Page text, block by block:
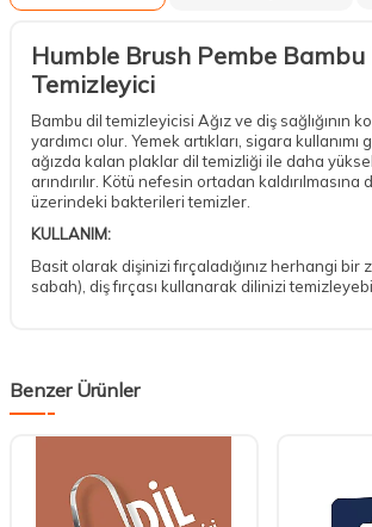
Humble Brush Pembe Bambu
Temizleyici
Bambu dil temizleyicisi Ağız ve diş sağlığının
yardımcı olur. Yemek artıkları, sigara
ağızda kalan plaklar dil temizliği ile daha
arındırılır. Kötü nefesin ortadan
üzerindeki bakterileri temizler.
KULLANIM:
Basit olarak dişinizi fırçaladığınız herhangi bir
sabah), diş fırçası kullanarak dilinizi
Benzer Ürünler